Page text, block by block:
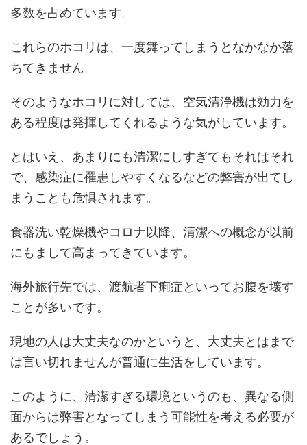
多数を占めています。
これらのホコリは、一度舞ってしまうとなかなか落
ちてきません。
そのようなホコリに対しては、空気清浄機は効力を
ある程度は発揮してくれるような気がしています。
とはいえ、あまりにも清潔にしすぎてもそれはそれ
で、感染症に罹患しやすくなるなどの弊害が出てし
まうことも危惧されます。
食器洗い乾燥機やコロナ以降、清潔への概念が以前
にもまして高まってきています。
海外旅行先では、渡航者下痢症といってお腹を壊す
ことが多いです。
現地の人は大丈夫なのかというと、大丈夫とはまで
は言い切れませんが普通に生活をしています。
このように、清潔すぎる環境というのも、異なる側
面からは弊害となってしまう可能性を考える必要が
あるでしょう。